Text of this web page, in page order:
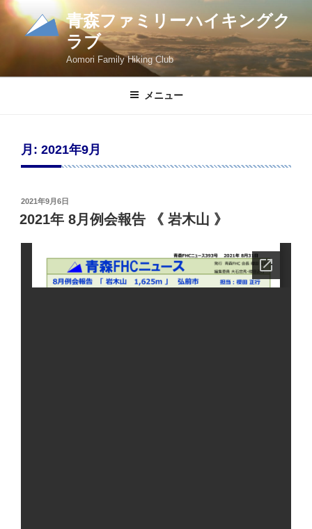
コ
ツ
青森ファミリーハイキングク
ラブ
Aomori Family Hiking Club
メニュー
月: 2021年9月
投
稿
日:
2021年9月6日
2021年 8月例会報告 《 岩木山 》